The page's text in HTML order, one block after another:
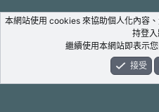
登
本網站使用 cookies 來協助個人化內容
持登入
繼續使用本網站即表示
接受